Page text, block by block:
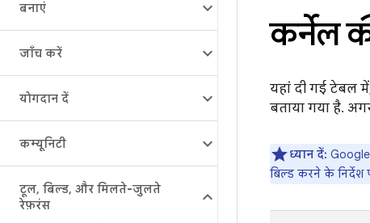
बनाएं
जाँच करें
योगदान दें
कम्यूनिटी
टूल, बिल्ड, और मिलते-जुलते
रेफ़रंस
कर्नेल
यहां दी गई टेबल
बताया गया है.
ध्यान दें:
बिल्ड करने के